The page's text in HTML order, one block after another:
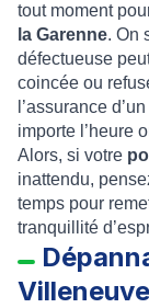
tout moment
la Garenne. On
défectueuse
coincée ou
l’assurance d’un
importe l’heure
Alors, si votre
inattendu,
temps pour
tranquillité